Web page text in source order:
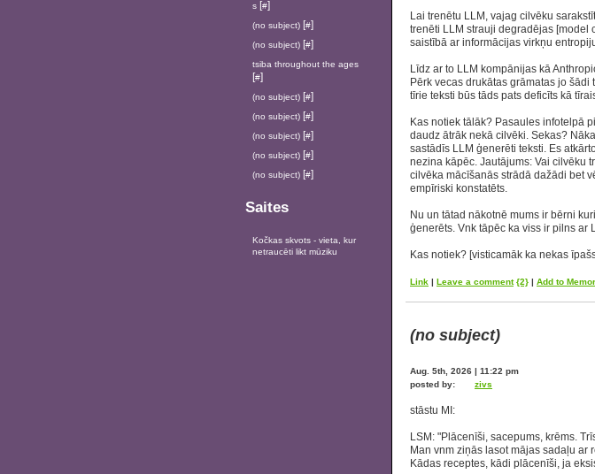
s [#]
(no subject) [#]
(no subject) [#]
tsiba throughout the ages
[#]
(no subject) [#]
(no subject) [#]
(no subject) [#]
(no subject) [#]
(no subject) [#]
Saites
Kočkas skvots - vieta, kur
netraucēti likt mūziku
Lai trenētu LLM, vajag cilvēku
trenēti LLM strauji degradējas
saistībā ar informācijas virkņu
Līdz ar to LLM kompānijas kā
Pērk vecas drukātas grāmatas jo
tīrie teksti būs tāds pats deficīts kā
Kas notiek tālāk? Pasaules infotelpā
daudz ātrāk nekā cilvēki. Sekas?
sastādīs LLM ģenerēti teksti. Es
nezina kāpēc. Jautājums: Vai cilvēku
cilvēka mācīšanās strādā dažādi bet
empīriski konstatēts.
Nu un tātad nākotnē mums ir bērni
ģenerēts. Vnk tāpēc ka viss ir pilns ar
Kas notiek? [visticamāk ka nekas
Link | Leave a comment {2} | Add to
(no subject)
Aug. 5th, 2026 | 11:22 pm
posted by:
zivs
stāstu MI:
LSM: "Plācenīši, sacepums, krēms.
Man vnm ziņās lasot mājas sadaļu ar
Kādas receptes, kādi plācenīši, ja